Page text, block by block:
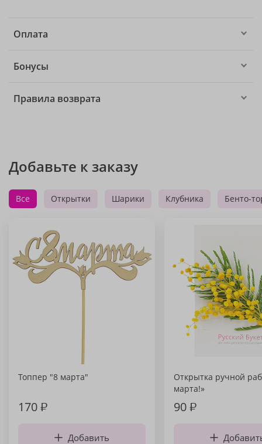
Оплата
Бонусы
Правила возврата
Добавьте к заказу
Все Открытки Шарики Клубника Бенто-
Топпер "8 марта"
170₽
Добавить
Открытка ручной
марта!»
90₽